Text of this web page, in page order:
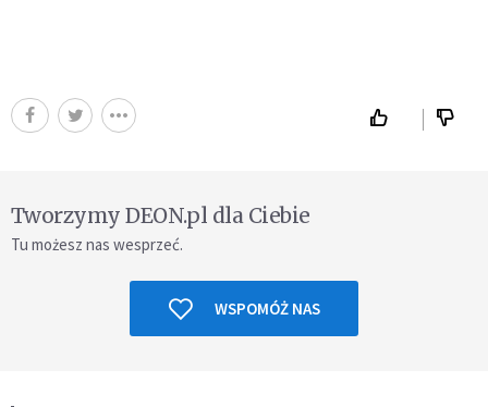
Tworzymy DEON.pl dla Ciebie
Tu możesz nas wesprzeć.
WSPOMÓŻ NAS